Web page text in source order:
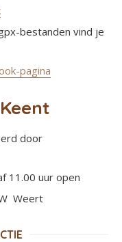
bestanden vind je
pagina
door
11.00 uur open
Weert